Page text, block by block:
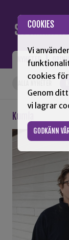
COOKIES
Vi
cookies
Genom
vi lagrar
GODKÄNN
NYHETER
Kumla